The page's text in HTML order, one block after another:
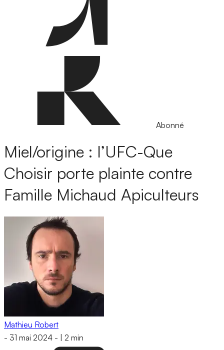
Abonné
Miel/origine : l’UFC-Que
Choisir porte plainte contre
Famille Michaud Apiculteurs
Mathieu Robert
- 31 mai 2024 - 2 min